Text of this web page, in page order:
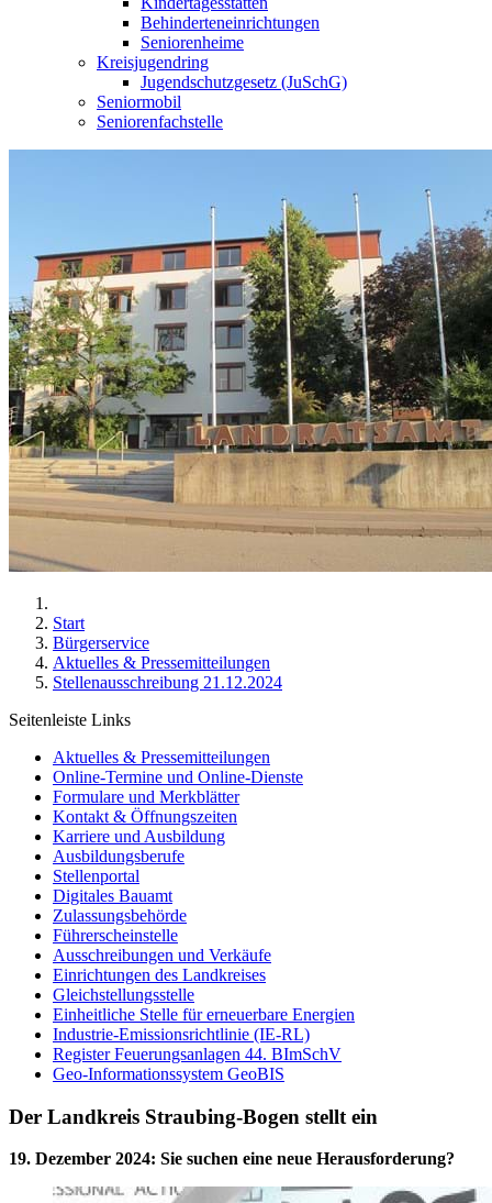
Behinderteneinrichtungen
Seniorenheime
Kreisjugendring
Jugendschutzgesetz (JuSchG)
Seniormobil
Seniorenfachstelle
Start
Bürgerservice
Aktuelles & Pressemitteilungen
Stellenausschreibung 21.12.2024
Seitenleiste Links
Aktuelles & Pressemitteilungen
Online-Termine und Online-Dienste
Formulare und Merkblätter
Kontakt & Öffnungszeiten
Karriere und Ausbildung
Ausbildungsberufe
Stellenportal
Digitales Bauamt
Zulassungsbehörde
Führerscheinstelle
Ausschreibungen und Verkäufe
Einrichtungen des Landkreises
Gleichstellungsstelle
Einheitliche Stelle für erneuerbare Energien
Industrie-Emissionsrichtlinie (IE-RL)
Register Feuerungsanlagen 44. BImSchV
Geo-Informationssystem GeoBIS
Der Landkreis Straubing-Bogen stellt ein
19. Dezember 2024: Sie suchen eine neue Herausforderung?